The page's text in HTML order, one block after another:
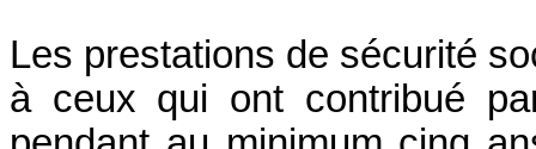
Les prestations de sécurité
à ceux qui ont contribué